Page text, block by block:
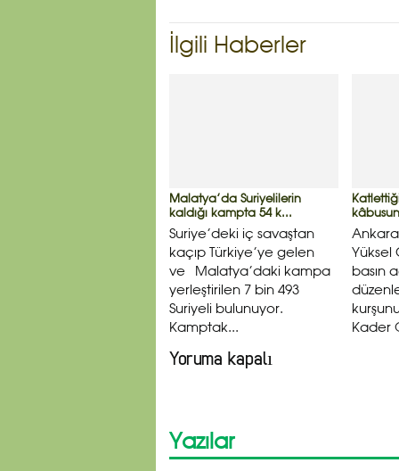
İlgili Haberler
Malatya’da Suriyelilerin
kaldığı kampta 54 k...
Suriye’deki iç savaştan
kaçıp Türkiye’ye gelen
ve Malatya’daki kampa
yerleştirilen 7 bin 493
Suriyeli bulunuyor.
Kamptak...
Yüksel
basın
Kader
Yoruma kapalı
Yazılar